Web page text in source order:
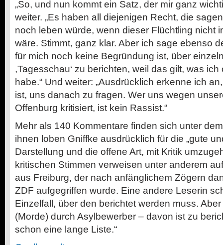
„So, und nun kommt ein Satz, der mir ganz
weiter. „Es haben all diejenigen Recht, die
noch leben würde, wenn dieser Flüchtling nicht
wäre. Stimmt, ganz klar. Aber ich sage ebenso
für mich noch keine Begründung ist, über
,Tagesschau‘ zu berichten, weil das gilt, was
habe.“ Und weiter: „Ausdrücklich erkenne ich
ist, uns danach zu fragen. Wer uns wegen
Offenburg kritisiert, ist kein Rassist.“
Mehr als 140 Kommentare finden sich unter
ihnen loben Gniffke ausdrücklich für die „gute
Darstellung und die offene Art, mit Kritik
kritischen Stimmen verweisen unter anderem
aus Freiburg, der nach anfänglichem Zögern
ZDF aufgegriffen wurde. Eine andere Leserin
Einzelfall, über den berichtet werden muss.
(Morde) durch Asylbewerber – davon ist zu
schon eine lange Liste.“